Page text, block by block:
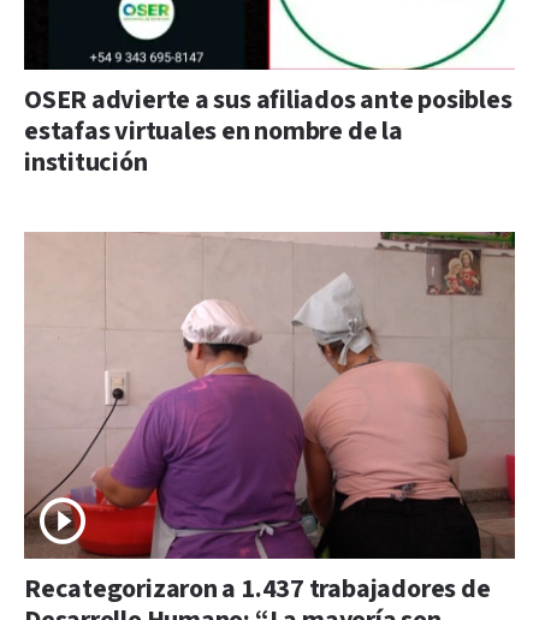
OSER advierte a sus afiliados ante posibles
estafas virtuales en nombre de la
institución
Recategorizaron a 1.437 trabajadores de